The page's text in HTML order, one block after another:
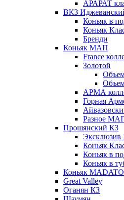
АРАРАТ
ВКЗ
Коньяк в
Коньяк
Бренди
Коньяк МАП
France
Золотой
АРМА
Горная
Разное
Прошянский КЗ
Эксклюзив
Коньяк
Коньяк в
Коньяк в
Коньяк
Great Valley
Оганян КЗ